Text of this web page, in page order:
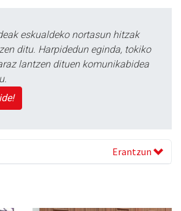
eskualdeko nortasun hitzak
ditu. Harpidedun eginda, tokiko
lantzen dituen komunikabidea
Erantzun